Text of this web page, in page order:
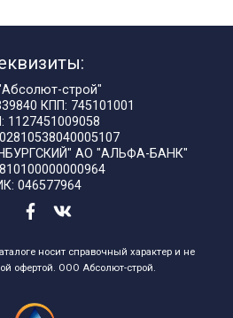
строй"
КПП: 745101001
1127451009058
АО "АЛЬФА-БАНК"
046577964
носит справочный характер и не
офертой. ООО Абсолют-строй.